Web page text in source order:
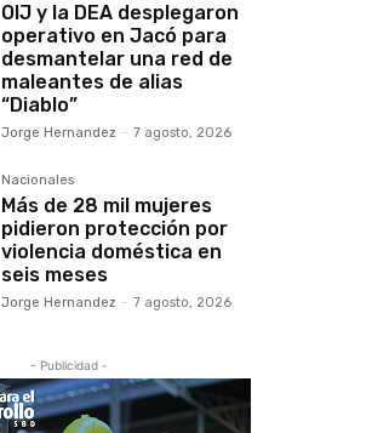
OIJ y la DEA desplegaron
operativo en Jacó para
desmantelar una red de
maleantes de alias
“Diablo”
Jorge Hernandez - 7 agosto, 2026
Nacionales
Más de 28 mil mujeres
pidieron protección por
violencia doméstica en
seis meses
Jorge Hernandez - 7 agosto, 2026
- Publicidad -